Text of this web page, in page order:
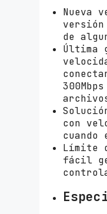
Nueva
de
Última
con
Límite
fácil